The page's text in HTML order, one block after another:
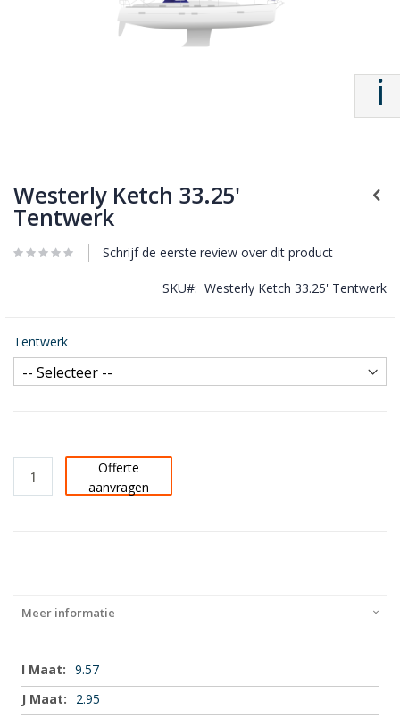
Westerly Ketch 33.25'
Tentwerk
Schrijf de eerste review over dit product
SKU Westerly Ketch 33.25' Tentwerk
Tentwerk
Offerte
aanvragen
Meer informatie
Meer
informatie
9.57
2.95